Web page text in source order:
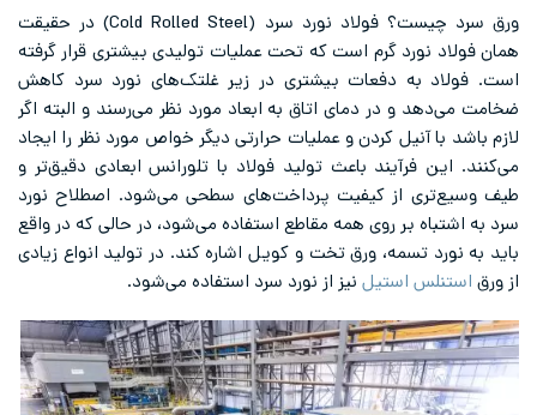
ورق سرد چیست؟ فولاد نورد سرد (Cold Rolled Steel) در حقیقت
همان فولاد نورد گرم است که تحت عملیات تولیدی بیشتری قرار گرفته
است. فولاد به دفعات بیشتری در زیر غلتک‌های نورد سرد کاهش
ضخامت می‌دهد و در دمای اتاق به ابعاد مورد نظر می‌رسند و البته اگر
لازم باشد با آنیل کردن و عملیات حرارتی دیگر خواص مورد نظر را ایجاد
می‌کنند. این فرآیند باعث تولید فولاد با تلورانس ابعادی دقیق‌تر و
طیف وسیع‌تری از کیفیت پرداخت‌های سطحی می‌شود. اصطلاح نورد
سرد به اشتباه بر روی همه مقاطع استفاده می‌شود، در حالی که در واقع
باید به نورد تسمه، ورق تخت و کویل اشاره کند. در تولید انواع زیادی
از ورق استنلس استیل نیز از نورد سرد استفاده می‌شود.